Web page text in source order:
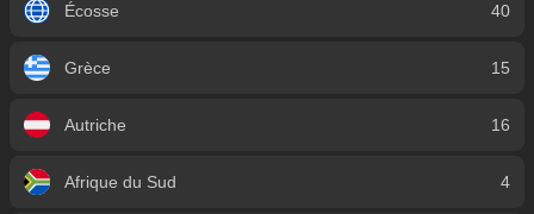
Écosse 40
Grèce 15
Autriche 16
Afrique du Sud 4